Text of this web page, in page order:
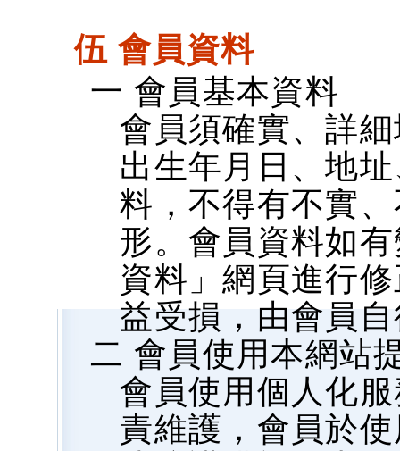
伍 會員資料
一 會員基本資料
會員須確實、詳
出生年月日、地
料，不得有不實
形。會員資料如
資料」網頁進行
益受損，由會員
二 會員使用本網站
會員使用個人化
責維護，會員於